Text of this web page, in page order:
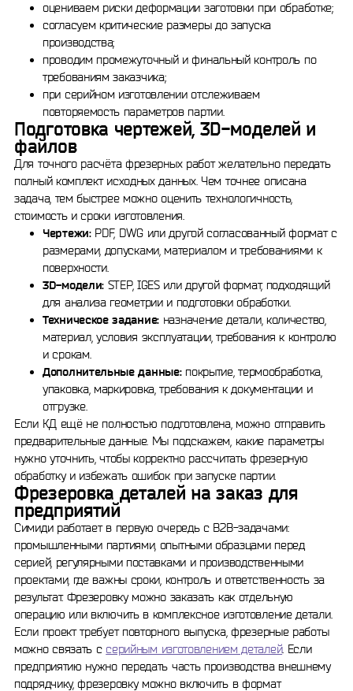
оцениваем риски деформации заготовки при обработке;
согласуем критические размеры до запуска
производства;
проводим промежуточный и финальный контроль по
требованиям заказчика;
при серийном изготовлении отслеживаем
повторяемость параметров партии.
Подготовка чертежей, 3D-моделей и
файлов
Для точного расчёта фрезерных работ желательно передать
полный комплект исходных данных. Чем точнее описана
задача, тем быстрее можно оценить технологичность,
стоимость и сроки изготовления.
Чертежи:PDF, DWG или другой согласованный формат с
размерами, допусками, материалом и требованиями к
поверхности.
3D-модели: STEP, IGES или другой формат, подходящий
для анализа геометрии и подготовки обработки.
Техническое задание: назначение детали, количество,
материал, условия эксплуатации, требования к контролю
и срокам.
Дополнительные данные:покрытие, термообработка,
упаковка, маркировка, требования к документации и
отгрузке.
Если КД ещё не полностью подготовлена, можно отправить
предварительные данные. Мы подскажем, какие параметры
нужно уточнить, чтобы корректно рассчитать фрезерную
обработку и избежать ошибок при запуске партии.
Фрезеровка деталей на заказ для
предприятий
Симиди работает в первую очередь с B2B-задачами:
промышленными партиями, опытными образцами перед
серией, регулярными поставками и производственными
проектами, где важны сроки, контроль и ответственность за
результат. Фрезеровку можно заказать как отдельную
операцию или включить в комплексное изготовление детали.
Если проект требует повторного выпуска, фрезерные работы
можно связать с серийным изготовлением деталей. Если
предприятию нужно передать часть производства внешнему
подрядчику, фрезеровку можно включить в формат